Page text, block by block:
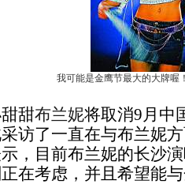
我可能是金鹰节最大的大牌喔
甜布兰妮将取消9月中
访了一直在与布兰妮
，目前布兰妮的长沙
在考虑，并且希望能